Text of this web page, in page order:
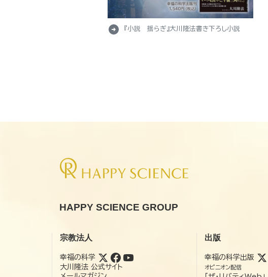
arrow_circle_right 『小説 揺らぎ』大川隆法書き下ろし小説
HAPPY SCIENCE GROUP
宗教法人
幸福の科学
大川隆法 公式サイト
出版
幸福の科学出版
オピニオン配信